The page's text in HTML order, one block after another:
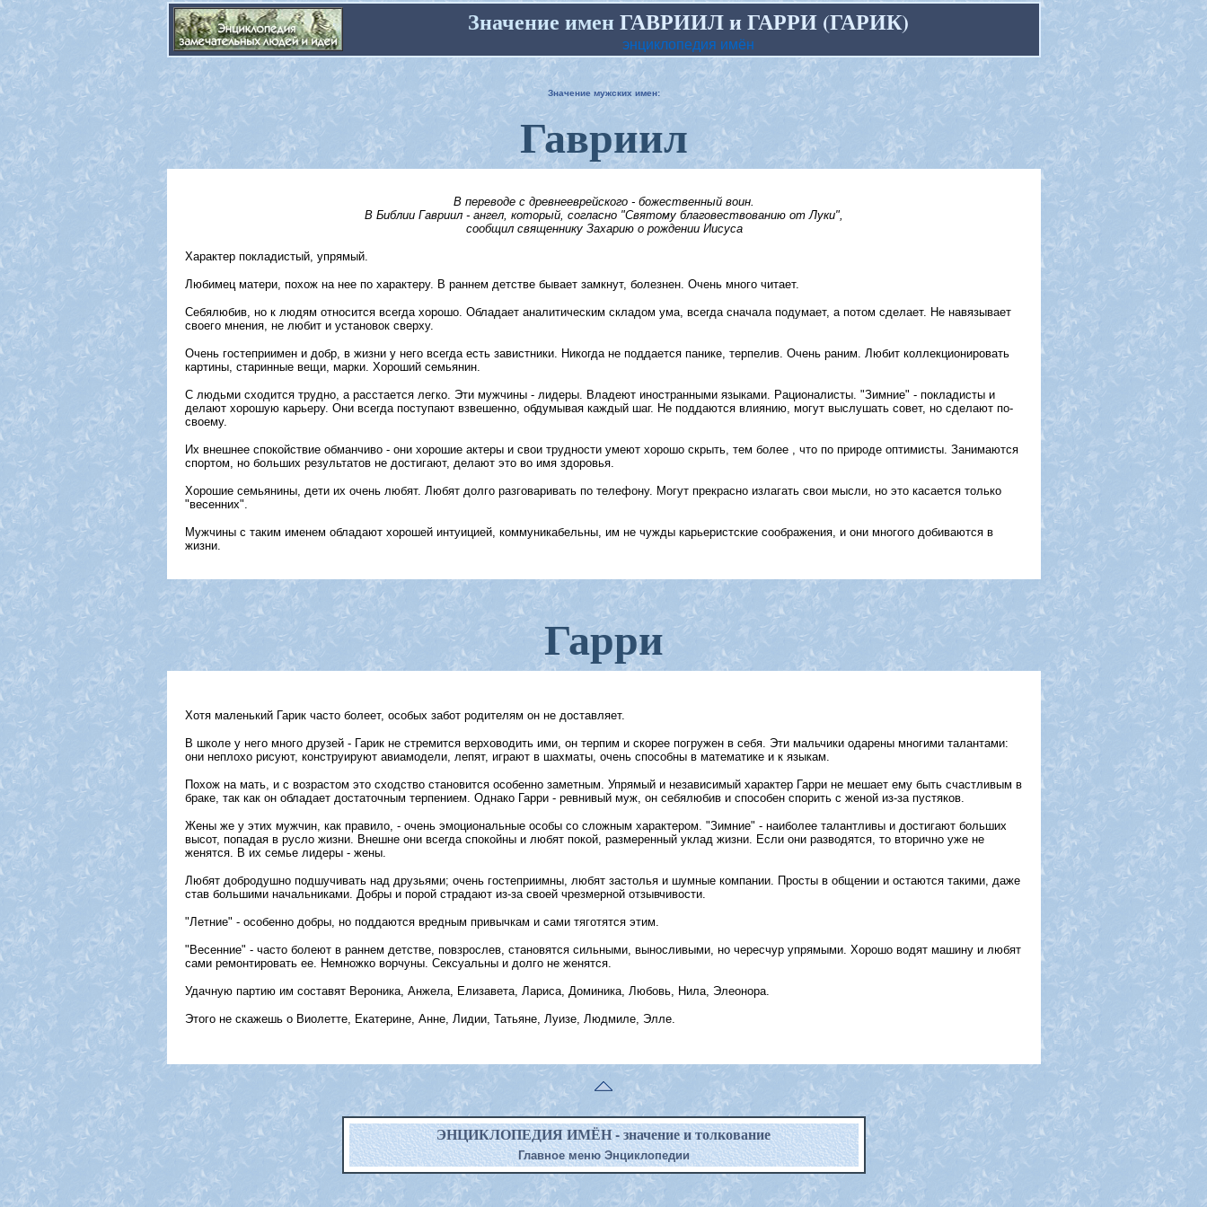
Значение именГАВРИИЛ и ГАРРИ (ГАРИК)
энциклопедия имён
Значение мужских имен:
Гавриил
В переводе с древнееврейского - божественный воин.
В Библии Гавриил - ангел, который, согласно "Святому благовествованию от Луки",
сообщил священнику Захарию о рождении Иисуса
Характер покладистый, упрямый.
Любимец матери, похож на нее по характеру. В раннем детстве бывает замкнут, болезнен. Очень много читает.
Себялюбив, но к людям относится всегда хорошо. Обладает аналитическим складом ума, всегда сначала подумает, а потом сделает. Не навязывает
своего мнения, не любит и установок сверху.
Очень гостеприимен и добр, в жизни у него всегда есть завистники. Никогда не поддается панике, терпелив. Очень раним. Любит коллекционировать
картины, старинные вещи, марки. Хороший семьянин.
С людьми сходится трудно, а расстается легко. Эти мужчины - лидеры. Владеют иностранными языками. Рационалисты. "Зимние" - покладисты и
делают хорошую карьеру. Они всегда поступают взвешенно, обдумывая каждый шаг. Не поддаются влиянию, могут выслушать совет, но сделают по-
своему.
Их внешнее спокойствие обманчиво - они хорошие актеры и свои трудности умеют хорошо скрыть, тем более , что по природе оптимисты. Занимаются
спортом, но больших результатов не достигают, делают это во имя здоровья.
Хорошие семьянины, дети их очень любят. Любят долго разговаривать по телефону. Могут прекрасно излагать свои мысли, но это касается только
"весенних".
Мужчины с таким именем обладают хорошей интуицией, коммуникабельны, им не чужды карьеристские соображения, и они многого добиваются в
жизни.
Гарри
Хотя маленький Гарик часто болеет, особых забот родителям он не доставляет.
В школе у него много друзей - Гарик не стремится верховодить ими, он терпим и скорее погружен в себя. Эти мальчики одарены многими талантами:
они неплохо рисуют, конструируют авиамодели, лепят, играют в шахматы, очень способны в математике и к языкам.
Похож на мать, и с возрастом это сходство становится особенно заметным. Упрямый и независимый характер Гарри не мешает ему быть счастливым в
браке, так как он обладает достаточным терпением. Однако Гарри - ревнивый муж, он себялюбив и способен спорить с женой из-за пустяков.
Жены же у этих мужчин, как правило, - очень эмоциональные особы со сложным характером. "Зимние" - наиболее талантливы и достигают больших
высот, попадая в русло жизни. Внешне они всегда спокойны и любят покой, размеренный уклад жизни. Если они разводятся, то вторично уже не
женятся. В их семье лидеры - жены.
Любят добродушно подшучивать над друзьями; очень гостеприимны, любят застолья и шумные компании. Просты в общении и остаются такими, даже
став большими начальниками. Добры и порой страдают из-за своей чрезмерной отзывчивости.
"Летние" - особенно добры, но поддаются вредным привычкам и сами тяготятся этим.
"Весенние" - часто болеют в раннем детстве, повзрослев, становятся сильными, выносливыми, но чересчур упрямыми. Хорошо водят машину и любят
сами ремонтировать ее. Немножко ворчуны. Сексуальны и долго не женятся.
Удачную партию им составят Вероника, Анжела, Елизавета, Лариса, Доминика, Любовь, Нила, Элеонора.
Этого не скажешь о Виолетте, Екатерине, Анне, Лидии, Татьяне, Луизе, Людмиле, Элле.
ЭНЦИКЛОПЕДИЯ ИМЁН - значение и толкование
Главное меню Энциклопедии